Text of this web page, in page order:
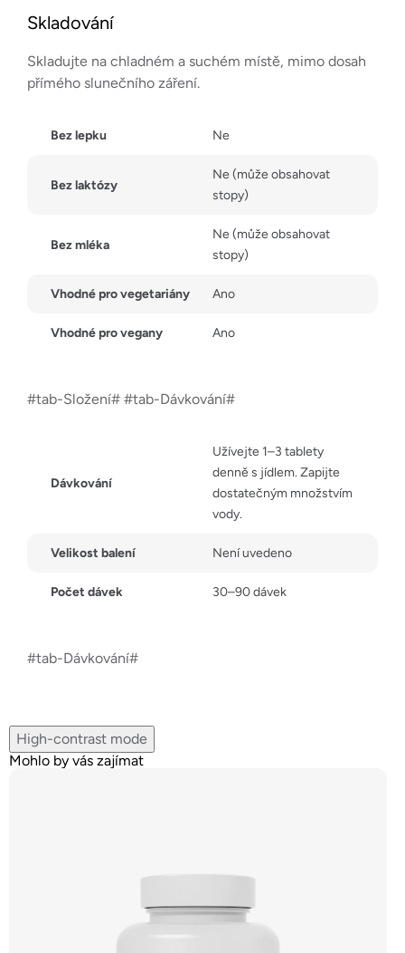
Skladování
Skladujte na chladném a suchém místě, mimo dosah
přímého slunečního záření.
Bez lepku Ne
Bez laktózy
Ne (může obsahovat
stopy)
Bez mléka
Ne (může obsahovat
stopy)
Vhodné pro vegetariány Ano
Vhodné pro vegany Ano
#tab-Složení# #tab-Dávkování#
Dávkování
Užívejte 1–3 tablety
denně s jídlem. Zapijte
dostatečným množstvím
vody.
Velikost balení Není uvedeno
Počet dávek 30–90 dávek
#tab-Dávkování#
High-contrast mode
Mohlo by vás zajímat